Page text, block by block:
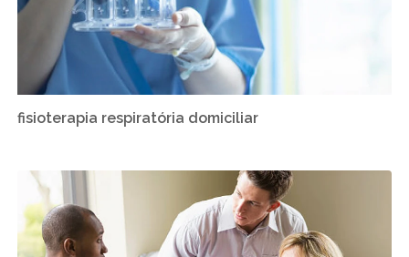
fisioterapia respiratória domiciliar